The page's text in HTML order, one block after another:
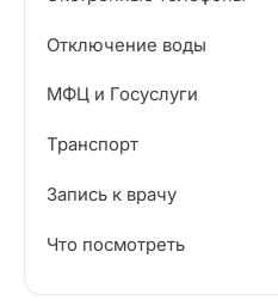
Отключение воды
МФЦ и Госуслуги
Транспорт
Запись к врачу
Что посмотреть